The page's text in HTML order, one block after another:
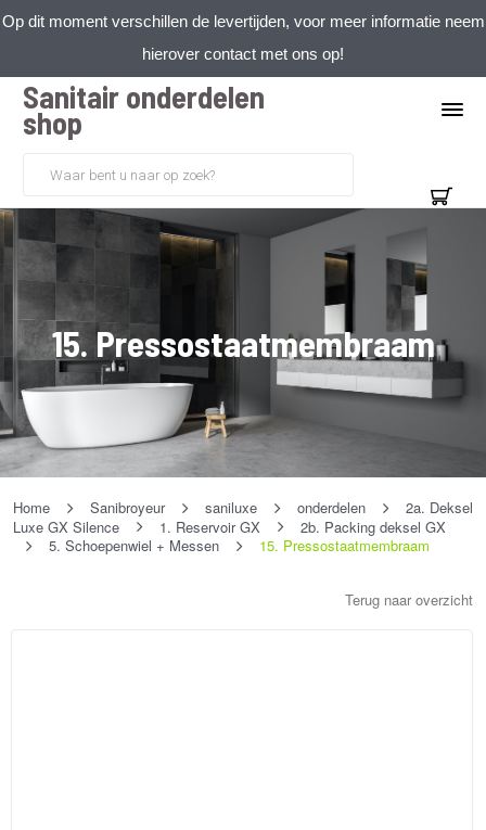
Op dit moment verschillen de levertijden, voor meer informatie neem
hierover contact met ons op!
Sanitair onderdelen
shop
15. Pressostaatmembraam
Home Sanibroyeur saniluxe onderdelen
2a. Deksel
Luxe GX Silence
1. Reservoir GX
2b. Packing deksel GX
5. Schoepenwiel + Messen
15. Pressostaatmembraam
Terug naar overzicht